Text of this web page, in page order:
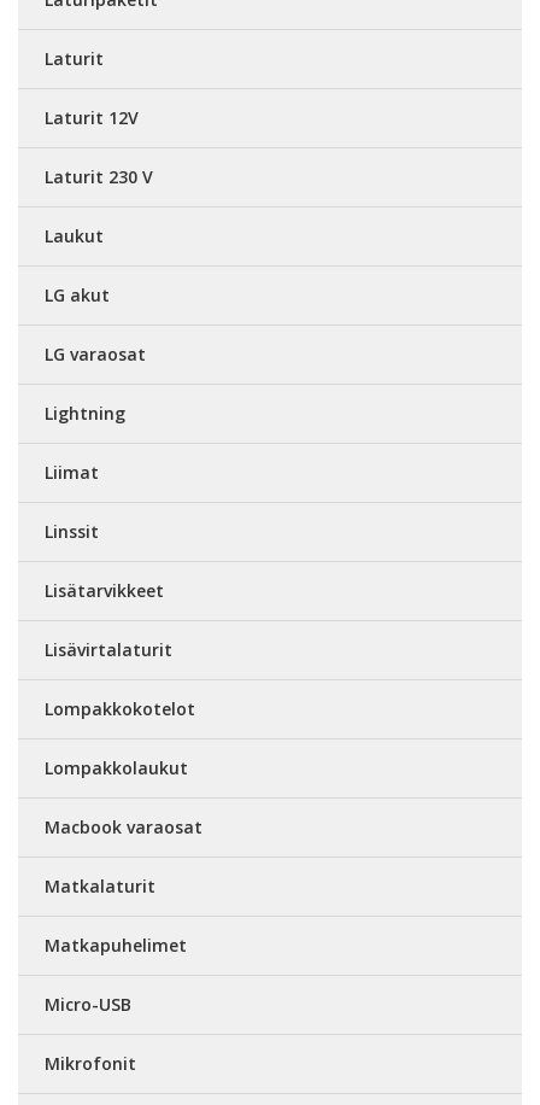
Laturit
Laturit 12V
Laturit 230 V
Laukut
LG akut
LG varaosat
Lightning
Liimat
Linssit
Lisätarvikkeet
Lisävirtalaturit
Lompakkokotelot
Lompakkolaukut
Macbook varaosat
Matkalaturit
Matkapuhelimet
Micro-USB
Mikrofonit